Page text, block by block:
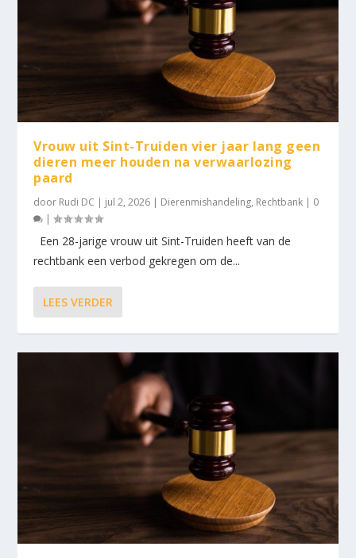
Vrouw uit Sint-Truiden vier jaar lang geen
dieren meer houden na verwaarlozing
paard
door Rudi DC | jul 2, 2026 | Dierenmishandeling, Rechtbank | 0
|
Een 28-jarige vrouw uit Sint-Truiden heeft van de
rechtbank een verbod gekregen om de...
LEES VERDER